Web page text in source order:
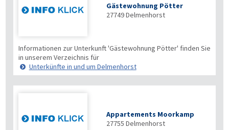
Gästewohnung Pötter
27749Delmenhorst
Informationen zur Unterkunft 'Gästewohnung Pötter' finden Sie
in unserem Verzeichnis für
Unterkünfte in und um Delmenhorst
Appartements Moorkamp
27755 Delmenhorst